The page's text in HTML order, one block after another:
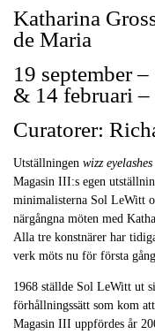
Katharina
de Maria
19 september
& 14 februari
Curatorer:
Utställningen wizz eyelashes
Magasin III:s egen
minimalisterna Sol LeWitt
närgångna möten med
Alla tre konstnärer har
verk möts nu för första
1968 ställde Sol LeWitt ut
förhållningssätt som kom
Magasin III uppfördes år